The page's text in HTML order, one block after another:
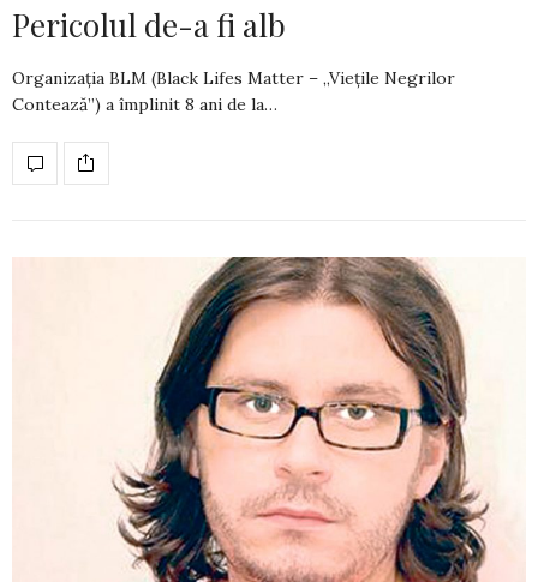
Pericolul de-a fi alb
Organizația BLM (Black Lifes Matter – „Viețile Negrilor
Contează”) a împlinit 8 ani de la…